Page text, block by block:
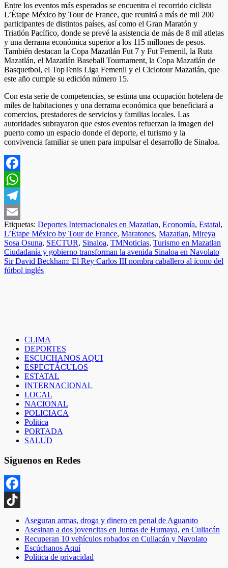
Entre los eventos más esperados se encuentra el recorrido ciclista
L’Étape México by Tour de France, que reunirá a más de mil 200
participantes de distintos países, así como el Gran Maratón y
Triatlón Pacífico, donde se prevé la asistencia de más de 8 mil atletas
y una derrama económica superior a los 115 millones de pesos.
También destacan la Copa Mazatlán Fut 7 y Fut Femenil, la Ruta
Mazatlán, el Mazatlán Baseball Tournament, la Copa Mazatlán de
Basquetbol, el TopTenis Liga Femenil y el Ciclotour Mazatlán, que
este año cumple su edición número 15.
Con esta serie de competencias, se estima una ocupación hotelera de
miles de habitaciones y una derrama económica que beneficiará a
comercios, prestadores de servicios y familias locales. Las
autoridades subrayaron que estos eventos refuerzan la imagen del
puerto como un espacio donde el deporte, el turismo y la
convivencia familiar se unen para impulsar el desarrollo de Sinaloa.
Facebook
WhatsApp
Telegram
Email
Etiquetas: Deportes Internacionales en Mazatlan, Economía, Estatal,
L’Étape México by Tour de France, Maratones, Mazatlan, Mireya
Sosa Osuna, SECTUR, Sinaloa, TMNoticias, Turismo en Mazatlan
Navegación
de
Ciudadanía y gobierno transforman la avenida Sinaloa en Navolato
Sir David Beckham: El Rey Carlos III nombra caballero al ícono del
fútbol inglés
CLIMA
DEPORTES
ESCUCHANOS AQUI
ESPECTÁCULOS
ESTATAL
INTERNACIONAL
LOCAL
NACIONAL
POLICIACA
Politica
PORTADA
SALUD
Siguenos en Redes
Facebook
TikTok
Aseguran armas, droga y dinero en penal de Aguaruto
Asesinan a dos jovencitas en Juntas de Humaya, en Culiacán
Recuperan 10 vehículos robados en Culiacán y Navolato
Escúchanos Aquí
Política de privacidad